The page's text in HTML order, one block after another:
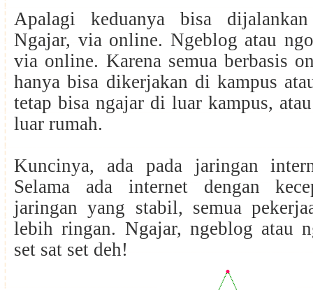
Apalagi keduanya bisa
Ngajar, via online. Ngeblog atau
via online. Karena semua berbasis
hanya bisa dikerjakan di kampus
tetap bisa ngajar di luar kampus,
luar rumah.
Kuncinya, ada pada jaringan
Selama ada internet dengan
jaringan yang stabil, semua
lebih ringan. Ngajar, ngeblog atau
set sat set deh!